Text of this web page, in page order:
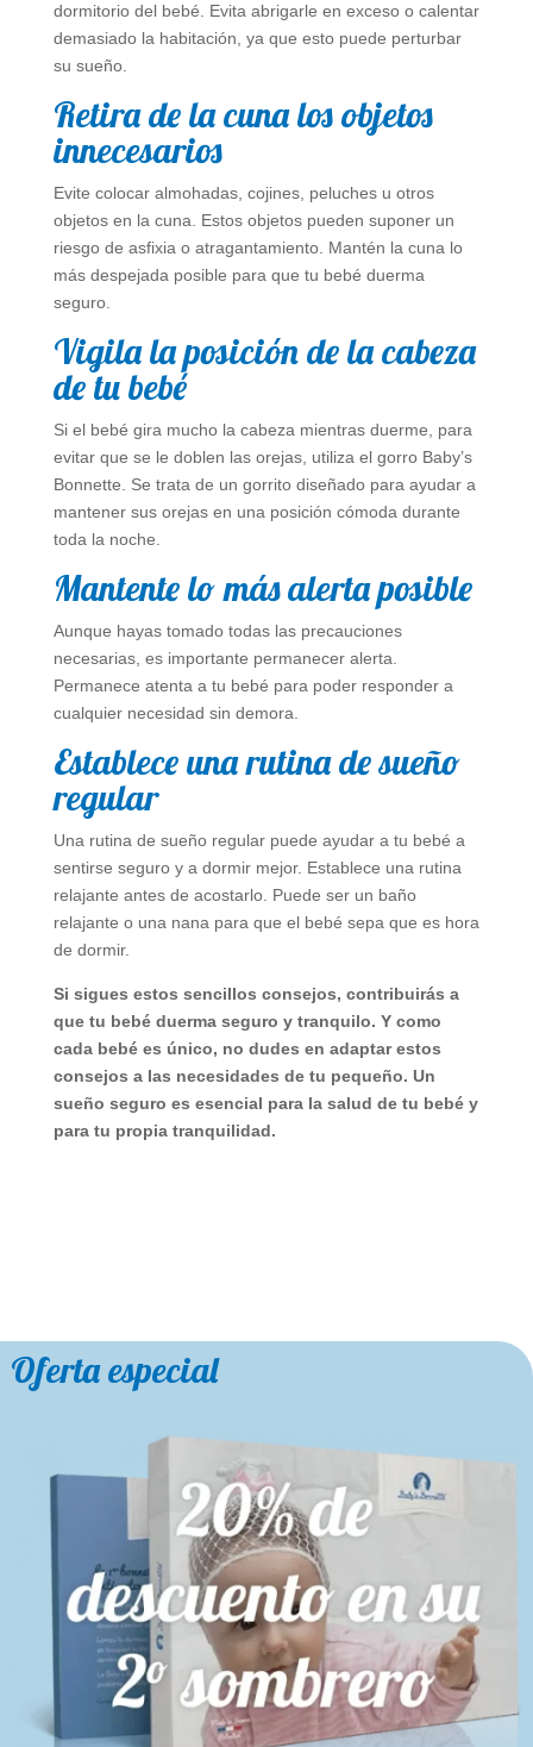
dormitorio del bebé. Evita abrigarle en exceso o calentar
demasiado la habitación, ya que esto puede perturbar
su sueño.
Retira de la cuna los objetos
innecesarios
Evite colocar almohadas, cojines, peluches u otros
objetos en la cuna. Estos objetos pueden suponer un
riesgo de asfixia o atragantamiento. Mantén la cuna lo
más despejada posible para que tu bebé duerma
seguro.
Vigila la posición de la cabeza
de tu bebé
Si el bebé gira mucho la cabeza mientras duerme, para
evitar que se le doblen las orejas, utiliza el gorro Baby’s
Bonnette. Se trata de un gorrito diseñado para ayudar a
mantener sus orejas en una posición cómoda durante
toda la noche.
Mantente lo más alerta posible
Aunque hayas tomado todas las precauciones
necesarias, es importante permanecer alerta.
Permanece atenta a tu bebé para poder responder a
cualquier necesidad sin demora.
Establece una rutina de sueño
regular
Una rutina de sueño regular puede ayudar a tu bebé a
sentirse seguro y a dormir mejor. Establece una rutina
relajante antes de acostarlo. Puede ser un baño
relajante o una nana para que el bebé sepa que es hora
de dormir.
Si sigues estos sencillos consejos, contribuirás a
que tu bebé duerma seguro y tranquilo. Y como
cada bebé es único, no dudes en adaptar estos
consejos a las necesidades de tu pequeño. Un
sueño seguro es esencial para la salud de tu bebé y
para tu propia tranquilidad.
Oferta especial